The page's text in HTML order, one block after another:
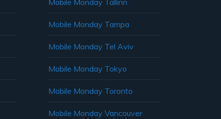
Mobile Monday Tallinn
Mobile Monday Tampa
Mobile Monday Tel Aviv
Mobile Monday Tokyo
Mobile Monday Toronto
Mobile Monday Vancouver